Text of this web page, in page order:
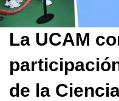
La UCAM
de la